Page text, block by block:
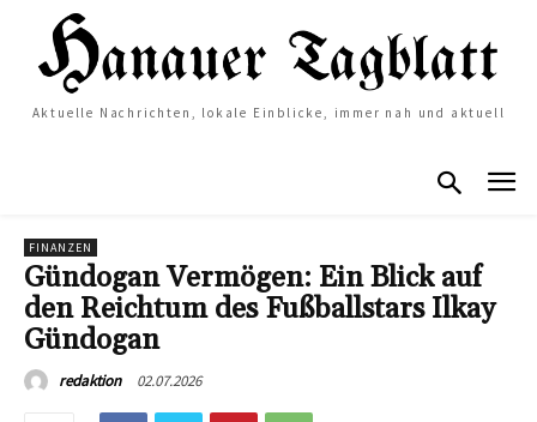
Aktuelle Nachrichten, lokale Einblicke, immer nah und aktuell
FINANZEN
Gündogan Vermögen: Ein Blick auf
den Reichtum des Fußballstars Ilkay
Gündogan
redaktion 02.07.2026